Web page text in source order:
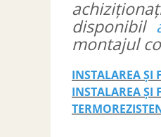
disponibil
montajul
INSTALAREA ȘI
INSTALAREA ȘI